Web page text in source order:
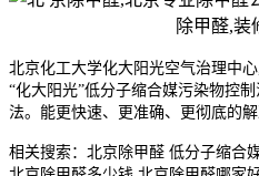
北京化工大学化大阳光空气治理中
“化大阳光”低分子缩合媒污染物控
法。能更快速、更准确、更彻底的
相关搜索：北京除甲醛 低分子缩合